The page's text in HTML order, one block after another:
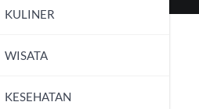
KULINER
WISATA
KESEHATAN